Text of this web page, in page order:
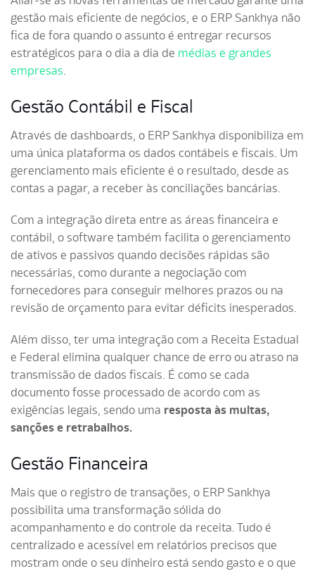
gestão mais eficiente de negócios, e o ERP Sankhya não
fica de fora quando o assunto é entregar recursos
estratégicos para o dia a dia de médias e grandes
empresas.
Gestão Contábil e Fiscal
Através de dashboards, o ERP Sankhya disponibiliza em
uma única plataforma os dados contábeis e fiscais. Um
gerenciamento mais eficiente é o resultado, desde as
contas a pagar, a receber às conciliações bancárias.
Com a integração direta entre as áreas financeira e
contábil, o software também facilita o gerenciamento
de ativos e passivos quando decisões rápidas são
necessárias, como durante a negociação com
fornecedores para conseguir melhores prazos ou na
revisão de orçamento para evitar déficits inesperados.
Além disso, ter uma integração com a Receita Estadual
e Federal elimina qualquer chance de erro ou atraso na
transmissão de dados fiscais. É como se cada
documento fosse processado de acordo com as
exigências legais, sendo uma resposta às multas,
sanções e retrabalhos.
Gestão Financeira
Mais que o registro de transações, o ERP Sankhya
possibilita uma transformação sólida do
acompanhamento e do controle da receita. Tudo é
centralizado e acessível em relatórios precisos que
mostram onde o seu dinheiro está sendo gasto e o que